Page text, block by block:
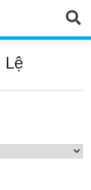
Lệ